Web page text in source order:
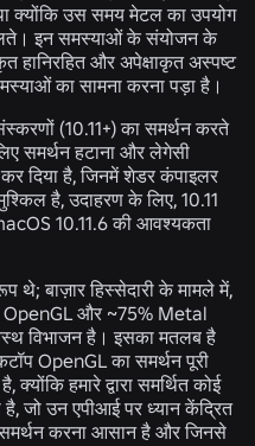
क्योंकि उस समय मेटल का उपयोग
इन समस्याओं के संयोजन के
हानिरहित और अपेक्षाकृत अस्पष्ट
का सामना करना पड़ा है।
(10.11+) का समर्थन करते
समर्थन हटाना और लेगेसी
दिया है, जिनमें शेडर कंपाइलर
है, उदाहरण के लिए, 10.11
10.11.6 की आवश्यकता
थे; बाज़ार हिस्सेदारी के मामले में,
OpenGL और ~75% Metal
विभाजन है। इसका मतलब है
OpenGL का समर्थन पूरी
हमारे द्वारा समर्थित कोई
जो उन एपीआई पर ध्यान केंद्रित
करना आसान है और जिनसे